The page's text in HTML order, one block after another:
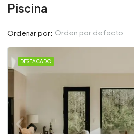
Piscina
Ordenar por: Orden por defecto
DESTACADO